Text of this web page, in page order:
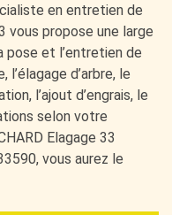
en entretien de
vous propose une large
pose et l’entretien de
d’arbre, le
l’ajout d’engrais, le
selon votre
Elagage 33
vous aurez le